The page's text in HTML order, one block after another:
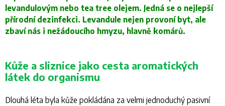
levandulovým nebo tea tree olejem. Jedná se o nejlepší
přírodní dezinfekci. Levandule nejen provoní byt, ale
zbaví nás i nežádoucího hmyzu, hlavně komárů.
Kůže a sliznice jako cesta aromatických
látek do organismu
Dlouhá léta byla kůže pokládána za velmi jednoduchý pasivní